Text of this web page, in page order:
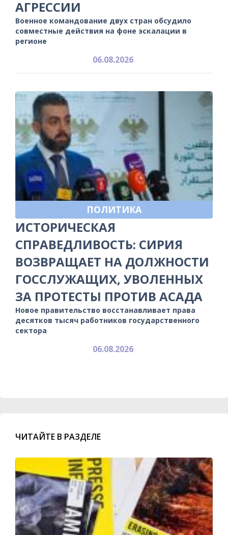
АГРЕССИИ
Военное командование двух стран обсудило
совместные действия на фоне эскалации в
регионе
06.08.2026
ПОЛИТИКА
ИСТОРИЧЕСКАЯ
СПРАВЕДЛИВОСТЬ: СИРИЯ
ВОЗВРАЩАЕТ НА ДОЛЖНОСТИ
ГОССЛУЖАЩИХ, УВОЛЕННЫХ
ЗА ПРОТЕСТЫ ПРОТИВ АСАДА
Новое правительство восстанавливает права
десятков тысяч работников государственного
сектора
06.08.2026
ЧИТАЙТЕ В РАЗДЕЛЕ